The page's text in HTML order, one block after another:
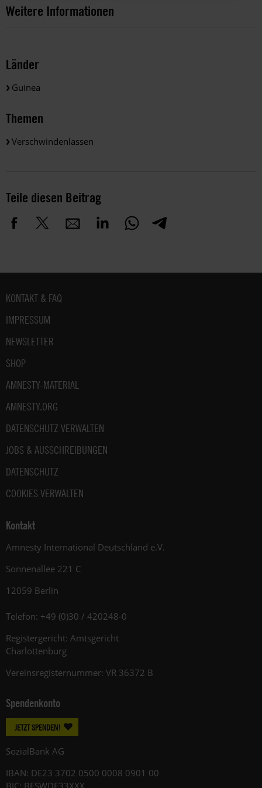
Weitere Informationen
Länder
Guinea
Themen
Verschwindenlassen
Teile diesen Beitrag
Fußbereich
KONTAKT & FAQ
IMPRESSUM
NEWSLETTER
SHOP
AMNESTY-MATERIAL
AMNESTY.ORG
DATENSCHUTZ VERWALTEN
JOBS & AUSSCHREIBUNGEN
DATENSCHUTZ
COOKIES VERWALTEN
Kontakt
Amnesty International Deutschland e.V.
Sonnenallee 221 C
12059 Berlin
Telefon: +49 (0)30 / 420248-0
Registergericht: Amtsgericht
Charlottenburg
Vereinsregisternummer: VR 36372 B
Spendenkonto
JETZT SPENDEN!
SozialBank AG
IBAN: DE23 3702 0500 0008 0901 00